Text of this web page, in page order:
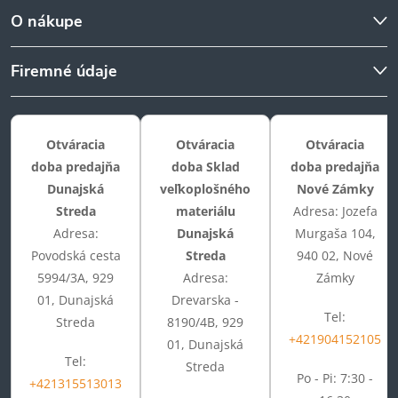
O nákupe
Firemné údaje
Otváracia
doba predajňa
Dunajská
Streda
Adresa:
Povodská cesta
5994/3A, 929
01, Dunajská
Streda
Tel:
+421315513013
Otváracia
doba Sklad
veľkoplošného
materiálu
Dunajská
Streda
Adresa:
Drevarska -
8190/4B, 929
01, Dunajská
Streda
Otváracia
doba predajňa
Nové Zámky
Adresa: Jozefa
Murgaša 104,
940 02, Nové
Zámky
Tel:
+421904152105
Po - Pi: 7:30 -